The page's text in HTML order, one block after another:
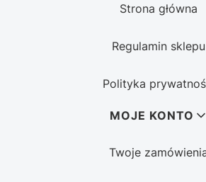
Strona główna
Regulamin sklepu
Polityka
MOJE KONTO
Twoje